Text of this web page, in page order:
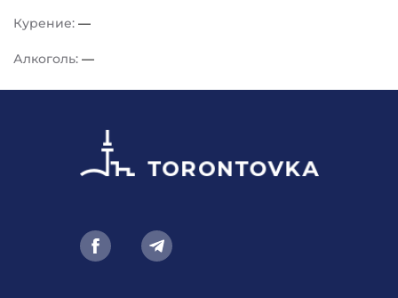
Курение: —
Алкоголь: —